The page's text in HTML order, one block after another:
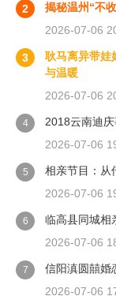
2
揭秘温州“不
2026-07-06
3
耿马离异带娃
与温暖
2026-07-06
4
2018云南迪
2026-07-06
5
相亲节目：从
2026-07-06
6
临高县同城相
2026-07-06
7
信阳滇圆囍婚
2026-07-06